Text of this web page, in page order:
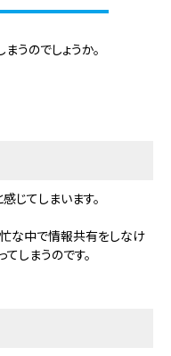
うのでしょうか。
じてしまいます。
な中で情報共有をしなけ
しまうのです。